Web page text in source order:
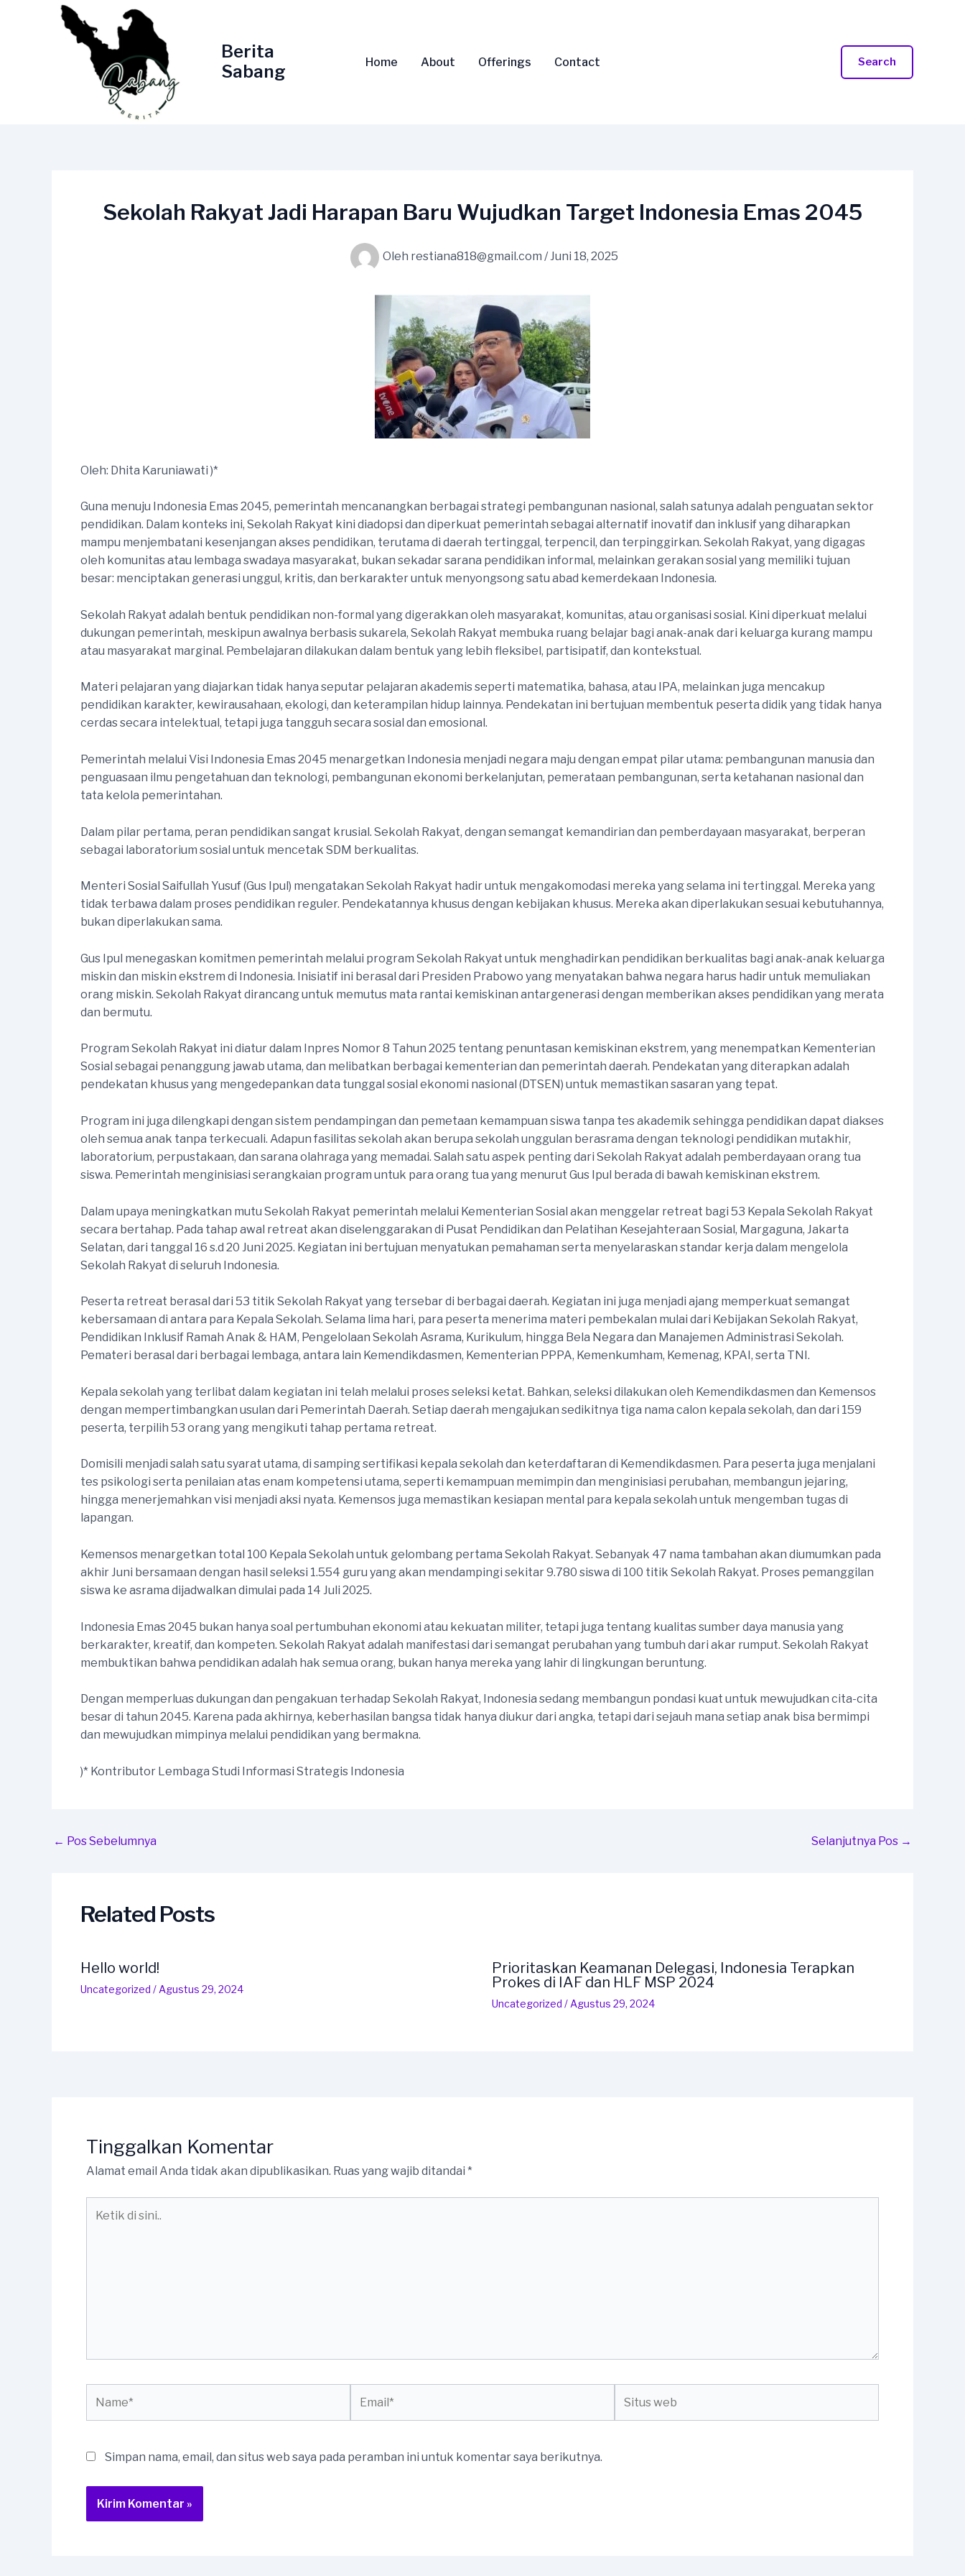
Berita
Sabang
Home About Offerings Contact Search
Sekolah Rakyat Jadi Harapan Baru Wujudkan Target Indonesia Emas 2045
Oleh restiana818@gmail.com /Juni 18, 2025
Oleh: Dhita Karuniawati )*
Guna menuju Indonesia Emas 2045, pemerintah mencanangkan berbagai strategi pembangunan nasional, salah satunya adalah penguatan sektor
pendidikan. Dalam konteks ini, Sekolah Rakyat kini diadopsi dan diperkuat pemerintah sebagai alternatif inovatif dan inklusif yang diharapkan
mampu menjembatani kesenjangan akses pendidikan, terutama di daerah tertinggal, terpencil, dan terpinggirkan. Sekolah Rakyat, yang digagas
oleh komunitas atau lembaga swadaya masyarakat, bukan sekadar sarana pendidikan informal, melainkan gerakan sosial yang memiliki tujuan
besar: menciptakan generasi unggul, kritis, dan berkarakter untuk menyongsong satu abad kemerdekaan Indonesia.
Sekolah Rakyat adalah bentuk pendidikan non-formal yang digerakkan oleh masyarakat, komunitas, atau organisasi sosial. Kini diperkuat melalui
dukungan pemerintah, meskipun awalnya berbasis sukarela, Sekolah Rakyat membuka ruang belajar bagi anak-anak dari keluarga kurang mampu
atau masyarakat marginal. Pembelajaran dilakukan dalam bentuk yang lebih fleksibel, partisipatif, dan kontekstual.
Materi pelajaran yang diajarkan tidak hanya seputar pelajaran akademis seperti matematika, bahasa, atau IPA, melainkan juga mencakup
pendidikan karakter, kewirausahaan, ekologi, dan keterampilan hidup lainnya. Pendekatan ini bertujuan membentuk peserta didik yang tidak hanya
cerdas secara intelektual, tetapi juga tangguh secara sosial dan emosional.
Pemerintah melalui Visi Indonesia Emas 2045 menargetkan Indonesia menjadi negara maju dengan empat pilar utama: pembangunan manusia dan
penguasaan ilmu pengetahuan dan teknologi, pembangunan ekonomi berkelanjutan, pemerataan pembangunan, serta ketahanan nasional dan
tata kelola pemerintahan.
Dalam pilar pertama, peran pendidikan sangat krusial. Sekolah Rakyat, dengan semangat kemandirian dan pemberdayaan masyarakat, berperan
sebagai laboratorium sosial untuk mencetak SDM berkualitas.
Menteri Sosial Saifullah Yusuf (Gus Ipul) mengatakan Sekolah Rakyat hadir untuk mengakomodasi mereka yang selama ini tertinggal. Mereka yang
tidak terbawa dalam proses pendidikan reguler. Pendekatannya khusus dengan kebijakan khusus. Mereka akan diperlakukan sesuai kebutuhannya,
bukan diperlakukan sama.
Gus Ipul menegaskan komitmen pemerintah melalui program Sekolah Rakyat untuk menghadirkan pendidikan berkualitas bagi anak-anak keluarga
miskin dan miskin ekstrem di Indonesia. Inisiatif ini berasal dari Presiden Prabowo yang menyatakan bahwa negara harus hadir untuk memuliakan
orang miskin. Sekolah Rakyat dirancang untuk memutus mata rantai kemiskinan antargenerasi dengan memberikan akses pendidikan yang merata
dan bermutu.
Program Sekolah Rakyat ini diatur dalam Inpres Nomor 8 Tahun 2025 tentang penuntasan kemiskinan ekstrem, yang menempatkan Kementerian
Sosial sebagai penanggung jawab utama, dan melibatkan berbagai kementerian dan pemerintah daerah. Pendekatan yang diterapkan adalah
pendekatan khusus yang mengedepankan data tunggal sosial ekonomi nasional (DTSEN) untuk memastikan sasaran yang tepat.
Program ini juga dilengkapi dengan sistem pendampingan dan pemetaan kemampuan siswa tanpa tes akademik sehingga pendidikan dapat diakses
oleh semua anak tanpa terkecuali. Adapun fasilitas sekolah akan berupa sekolah unggulan berasrama dengan teknologi pendidikan mutakhir,
laboratorium, perpustakaan, dan sarana olahraga yang memadai. Salah satu aspek penting dari Sekolah Rakyat adalah pemberdayaan orang tua
siswa. Pemerintah menginisiasi serangkaian program untuk para orang tua yang menurut Gus Ipul berada di bawah kemiskinan ekstrem.
Dalam upaya meningkatkan mutu Sekolah Rakyat pemerintah melalui Kementerian Sosial akan menggelar retreat bagi 53 Kepala Sekolah Rakyat
secara bertahap. Pada tahap awal retreat akan diselenggarakan di Pusat Pendidikan dan Pelatihan Kesejahteraan Sosial, Margaguna, Jakarta
Selatan, dari tanggal 16 s.d 20 Juni 2025. Kegiatan ini bertujuan menyatukan pemahaman serta menyelaraskan standar kerja dalam mengelola
Sekolah Rakyat di seluruh Indonesia.
Peserta retreat berasal dari 53 titik Sekolah Rakyat yang tersebar di berbagai daerah. Kegiatan ini juga menjadi ajang memperkuat semangat
kebersamaan di antara para Kepala Sekolah. Selama lima hari, para peserta menerima materi pembekalan mulai dari Kebijakan Sekolah Rakyat,
Pendidikan Inklusif Ramah Anak & HAM, Pengelolaan Sekolah Asrama, Kurikulum, hingga Bela Negara dan Manajemen Administrasi Sekolah.
Pemateri berasal dari berbagai lembaga, antara lain Kemendikdasmen, Kementerian PPPA, Kemenkumham, Kemenag, KPAI, serta TNI.
Kepala sekolah yang terlibat dalam kegiatan ini telah melalui proses seleksi ketat. Bahkan, seleksi dilakukan oleh Kemendikdasmen dan Kemensos
dengan mempertimbangkan usulan dari Pemerintah Daerah. Setiap daerah mengajukan sedikitnya tiga nama calon kepala sekolah, dan dari 159
peserta, terpilih 53 orang yang mengikuti tahap pertama retreat.
Domisili menjadi salah satu syarat utama, di samping sertifikasi kepala sekolah dan keterdaftaran di Kemendikdasmen. Para peserta juga menjalani
tes psikologi serta penilaian atas enam kompetensi utama, seperti kemampuan memimpin dan menginisiasi perubahan, membangun jejaring,
hingga menerjemahkan visi menjadi aksi nyata. Kemensos juga memastikan kesiapan mental para kepala sekolah untuk mengemban tugas di
lapangan.
Kemensos menargetkan total 100 Kepala Sekolah untuk gelombang pertama Sekolah Rakyat. Sebanyak 47 nama tambahan akan diumumkan pada
akhir Juni bersamaan dengan hasil seleksi 1.554 guru yang akan mendampingi sekitar 9.780 siswa di 100 titik Sekolah Rakyat. Proses pemanggilan
siswa ke asrama dijadwalkan dimulai pada 14 Juli 2025.
Indonesia Emas 2045 bukan hanya soal pertumbuhan ekonomi atau kekuatan militer, tetapi juga tentang kualitas sumber daya manusia yang
berkarakter, kreatif, dan kompeten. Sekolah Rakyat adalah manifestasi dari semangat perubahan yang tumbuh dari akar rumput. Sekolah Rakyat
membuktikan bahwa pendidikan adalah hak semua orang, bukan hanya mereka yang lahir di lingkungan beruntung.
Dengan memperluas dukungan dan pengakuan terhadap Sekolah Rakyat, Indonesia sedang membangun pondasi kuat untuk mewujudkan cita-cita
besar di tahun 2045. Karena pada akhirnya, keberhasilan bangsa tidak hanya diukur dari angka, tetapi dari sejauh mana setiap anak bisa bermimpi
dan mewujudkan mimpinya melalui pendidikan yang bermakna.
)* Kontributor Lembaga Studi Informasi Strategis Indonesia
Post
← Pos Sebelumnya Selanjutnya Pos →
Related Posts
Hello world!
Uncategorized / Agustus 29, 2024
Prioritaskan Keamanan Delegasi, Indonesia Terapkan
Prokes di IAF dan HLF MSP 2024
Uncategorized / Agustus 29, 2024
Tinggalkan Komentar
Alamat email Anda tidak akan dipublikasikan. Ruas yang wajib ditandai *
web
Simpan nama, email, dan situs web saya pada peramban ini untuk komentar saya berikutnya.